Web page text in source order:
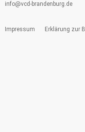
info@vcd-brandenburg.de
Impressum Erklärung zur